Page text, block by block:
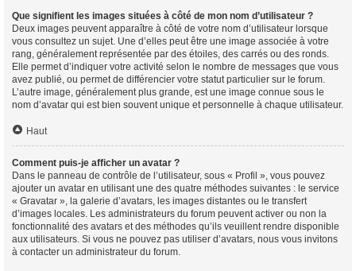
Que signifient les images situées à côté de mon nom d’utilisateur ?
Deux images peuvent apparaître à côté de votre nom d’utilisateur lorsque
vous consultez un sujet. Une d’elles peut être une image associée à votre
rang, généralement représentée par des étoiles, des carrés ou des ronds.
Elle permet d’indiquer votre activité selon le nombre de messages que vous
avez publié, ou permet de différencier votre statut particulier sur le forum.
L’autre image, généralement plus grande, est une image connue sous le
nom d’avatar qui est bien souvent unique et personnelle à chaque utilisateur.
Haut
Comment puis-je afficher un avatar ?
Dans le panneau de contrôle de l’utilisateur, sous « Profil », vous pouvez
ajouter un avatar en utilisant une des quatre méthodes suivantes : le service
« Gravatar », la galerie d’avatars, les images distantes ou le transfert
d’images locales. Les administrateurs du forum peuvent activer ou non la
fonctionnalité des avatars et des méthodes qu’ils veuillent rendre disponible
aux utilisateurs. Si vous ne pouvez pas utiliser d’avatars, nous vous invitons
à contacter un administrateur du forum.